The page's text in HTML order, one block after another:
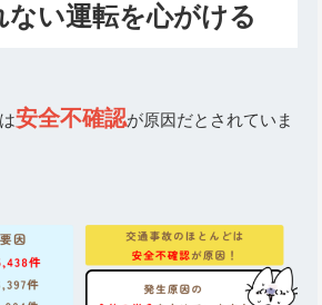
ない運転を心がける
安全不確認が原因だとされていま